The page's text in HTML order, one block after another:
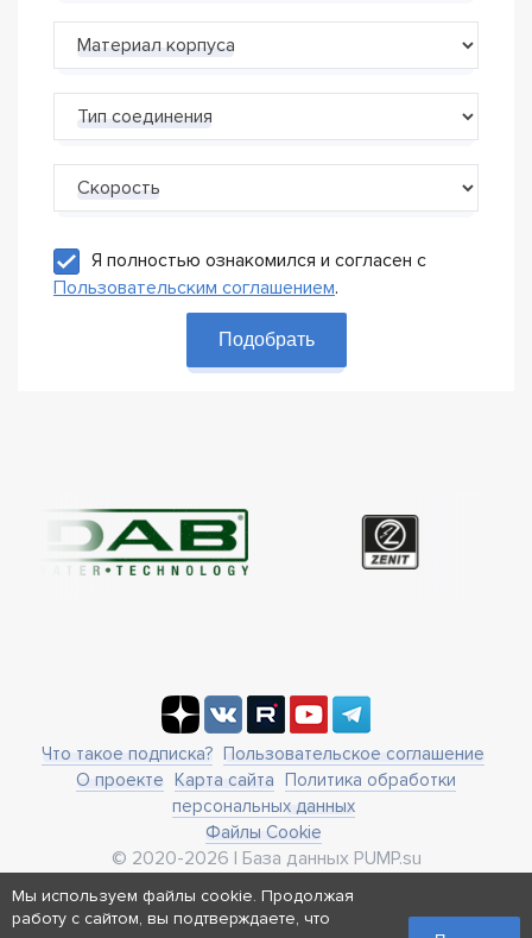
Материал корпуса
Тип соединения
Скорость
Я полностью ознакомился и согласен с
Пользовательским соглашением.
Подобрать
Что такое подписка?
Пользовательское соглашение
О проекте
Карта сайта
Политика обработки
персональных данных
Файлы Cookie
© 2020-2026 | База данных PUMP.su
business@pump.su
г. Москва, ул. Ленинская Слобода 19
Мы используем файлы cookie. Продолжая
работу с сайтом, вы подтверждаете, что